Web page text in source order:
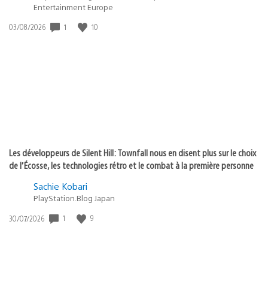
Entertainment Europe
Date
03/08/2026 1 10
Les développeurs de Silent Hill: Townfall nous en disent plus sur le choix
de l’Écosse, les technologies rétro et le combat à la première personne
Sachie Kobari
PlayStation.Blog Japan
Date
30/07/2026 1 9